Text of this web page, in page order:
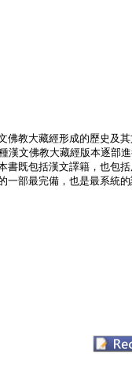
佛教大藏經形成的歷史及
漢文佛教大藏經版本逐部
書既包括漢文譯籍，也包
一部最完備，也是最系統